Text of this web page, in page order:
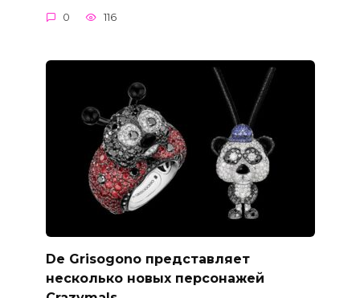
0 116
De Grisogono представляет
несколько новых персонажей